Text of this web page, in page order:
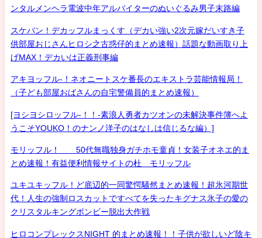
ンタルメンヘラ電波中年アルバイターのぬいぐるみ男子末路編
スケバン！デカッフルまっくす（デカい強い2次元嫁だいすき子
供部屋おじさんヒロシ之古惑仔的まとめ速報）話題な動画取り上
げMAX！デカいは正義刑事編
アキヨッフル-！ネオニートスケ番長のエキストラ芸能情報局！
（子ども部屋おばさんの自宅警備員的まとめ速報）
[ヨシヨシロッフル-！！-素浪人勇者カツオンの未解決事件簿へよ
うこそYOUKO！のナンノ洋子のはなしは信じるな編）]
モリッフル！ 50代無職独身ガチホモ童貞！女装子オネエ的ま
とめ速報！有益便利情報サイトの杜 モリッフル
ユキユキッフル！ど底辺的一同驚愕騒然まとめ速報！超氷河期世
代！人生の強制ロスカットですべてを失ったキグナス氷子の愛の
クリスタルキングボンビー脱出大作戦
ヒロコンプレックスNIGHT 的まとめ速報！！子供が欲しいど陰キ